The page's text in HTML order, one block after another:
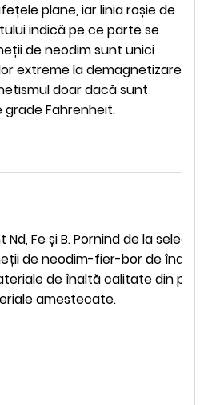
plane, iar linia roșie de
indică pe ce parte se
de neodim sunt unici
extreme la demagnetizare
doar dacă sunt
grade Fahrenheit.
Fe și B. Pornind de la selecția
de neodim-fier-bor de înaltă
de înaltă calitate din
amestecate.